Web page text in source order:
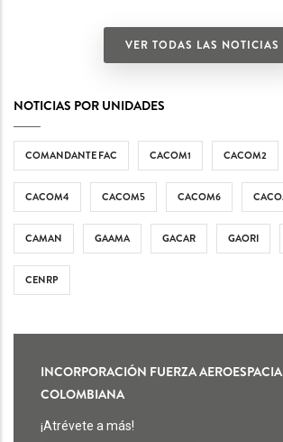
VER TODAS LAS NOTICIAS
NOTICIAS POR UNIDADES
COMANDANTE FAC CACOM1 CACOM2
CACOM4 CACOM5 CACOM6
CAMAN GAAMA GACAR GAORI
CENRP
INCORPORACIÓN FUERZA
COLOMBIANA
¡Atrévete a más!